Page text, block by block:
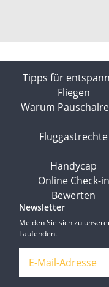
Tipps für
Fliegen
Warum
Fluggastrechte
Handycap
Online Check-in
Bewerten
Newsletter
Melden Sie sich zu
Laufenden.